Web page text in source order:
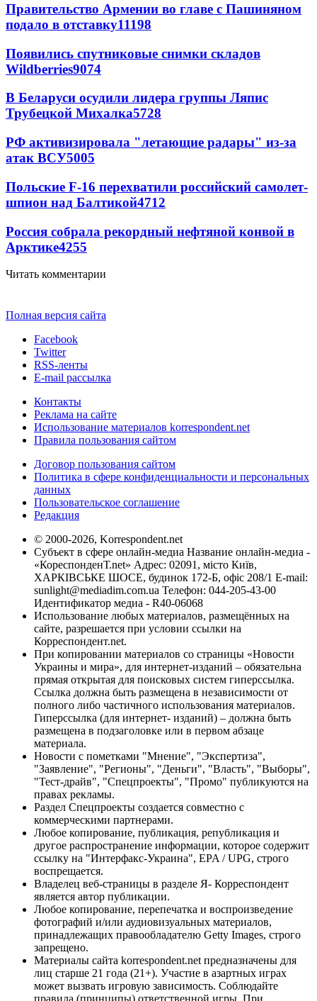
Правительство Армении во главе с Пашиняном
подало в отставку11198
Появились спутниковые снимки складов
Wildberries9074
В Беларуси осудили лидера группы Ляпис
Трубецкой Михалка5728
РФ активизировала "летающие радары" из-за
атак ВСУ5005
Польские F-16 перехватили российский самолет-
шпион над Балтикой4712
Россия собрала рекордный нефтяной конвой в
Арктике4255
Читать комментарии
Полная версия сайта
Facebook
Twitter
RSS-ленты
E-mail рассылка
Контакты
Реклама на сайте
Использование материалов korrespondent.net
Правила пользования сайтом
Договор пользования сайтом
Политика в сфере конфиденциальности и персональных
данных
Пользовательское соглашение
Редакция
© 2000-2026, Korrespondent.net
Субъект в сфере онлайн-медиа Название онлайн-медиа -
«КореспонденТ.net» Адрес: 02091, місто Київ,
ХАРКІВСЬКЕ ШОСЕ, будинок 172-Б, офіс 208/1 E-mail:
sunlight@mediadim.com.ua Телефон: 044-205-43-00
Идентификатор медиа - R40-06068
Использование любых материалов, размещённых на
сайте, разрешается при условии ссылки на
Корреспондент.net.
При копировании материалов со страницы «Новости
Украины и мира», для интернет-изданий – обязательна
прямая открытая для поисковых систем гиперссылка.
Ссылка должна быть размещена в независимости от
полного либо частичного использования материалов.
Гиперссылка (для интернет- изданий) – должна быть
размещена в подзаголовке или в первом абзаце
материала.
Новости с пометками "Мнение", "Экспертиза",
"Заявление", "Регионы", "Деньги", "Власть", "Выборы",
"Тест-драйв", "Спецпроекты", "Промо" публикуются на
правах рекламы.
Раздел Спецпроекты создается совместно с
коммерческими партнерами.
Любое копирование, публикация, републикация и
другое распространение информации, которое содержит
ссылку на "Интерфакс-Украина", EPA / UPG, строго
воспрещается.
Владелец веб-страницы в разделе Я- Корреспондент
является автор публикации.
Любое копирование, перепечатка и воспроизведение
фотографий и/или аудиовизуальных материалов,
принадлежащих правообладателю Getty Images, строго
запрещено.
Материалы сайта korrespondent.net предназначены для
лиц старше 21 года (21+). Участие в азартных играх
может вызвать игровую зависимость. Соблюдайте